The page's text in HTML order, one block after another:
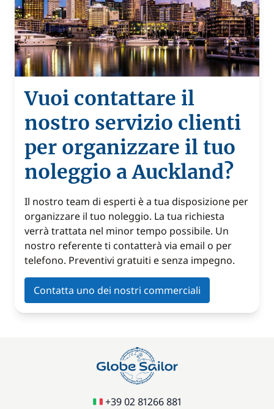
Vuoi contattare il
nostro servizio clienti
per organizzare il tuo
noleggio a Auckland?
Il nostro team di esperti è a tua disposizione per
organizzare il tuo noleggio. La tua richiesta
verrà trattata nel minor tempo possibile. Un
nostro referente ti contatterà via email o per
telefono. Preventivi gratuiti e senza impegno.
Contatta uno dei nostri commerciali
+39 02 81266 881